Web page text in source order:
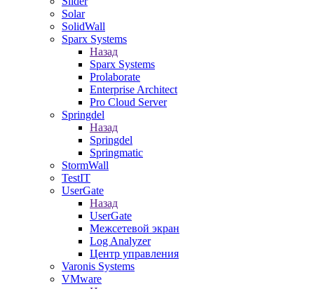
Solar
SolidWall
Sparx Systems
Назад
Sparx Systems
Prolaborate
Enterprise Architect
Pro Cloud Server
Springdel
Назад
Springdel
Springmatic
StormWall
TestIT
UserGate
Назад
UserGate
Межсетевой экран
Log Analyzer
Центр управления
Varonis Systems
VMware